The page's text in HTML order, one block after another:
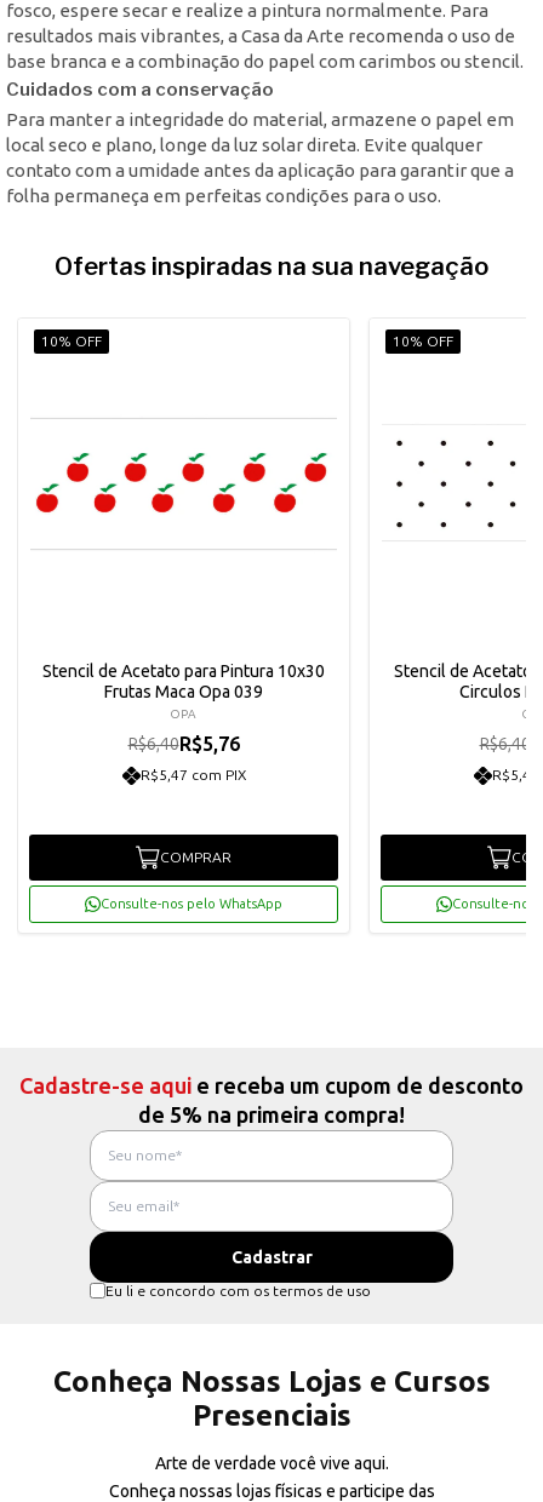
fosco, espere secar e realize a pintura normalmente. Para
resultados mais vibrantes, a Casa da Arte recomenda o uso de
base branca e a combinação do papel com carimbos ou stencil.
Cuidados com a conservação
Para manter a integridade do material, armazene o papel em
local seco e plano, longe da luz solar direta. Evite qualquer
contato com a umidade antes da aplicação para garantir que a
folha permaneça em perfeitas condições para o uso.
Ofertas inspiradas na sua navegação
10% OFF
Stencil de Acetato para Pintura 10x30
Frutas Maca Opa 039
OPA
R$6,40R$5,76
R$5,47 com PIX
COMPRAR
Consulte-nos pelo WhatsApp
10% OFF
Stencil de Acetato
Circulos
R$6,40
R$5,47
Consulte-nos
Cadastre-se aqui e receba um cupom de desconto
de 5% na primeira compra!
Eu li e concordo com os termos de uso
Conheça Nossas Lojas e Cursos
Presenciais
Arte de verdade você vive aqui.
Conheça nossas lojas físicas e participe das